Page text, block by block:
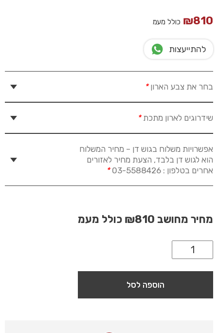
₪810 כולל מעמ
להתייעצות
בחר את צבע הארון*
שידרוגים לארון מתכת*
אפשרויות משלוח בגוש דן – מחיר המשלוח
הוא לגוש דן בלבד, הצעת מחיר לאזורים
אחרים בטלפון : 03-5588426
*
מחיר מחושב ₪810 כולל מעמ
הוספה לסל